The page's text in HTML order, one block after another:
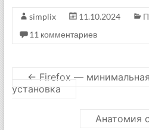
simplix 11.10.2024
11 комментариев
← Firefox —
установка
Анатомия